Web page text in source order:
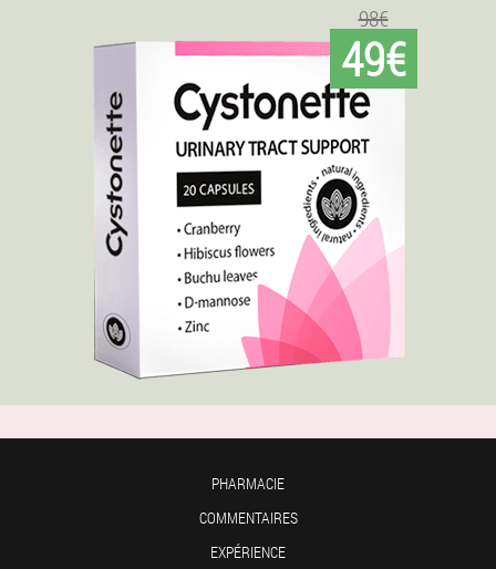
98€
49€
PHARMACIE
COMMENTAIRES
EXPÉRIENCE